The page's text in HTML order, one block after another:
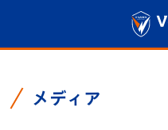
メディア